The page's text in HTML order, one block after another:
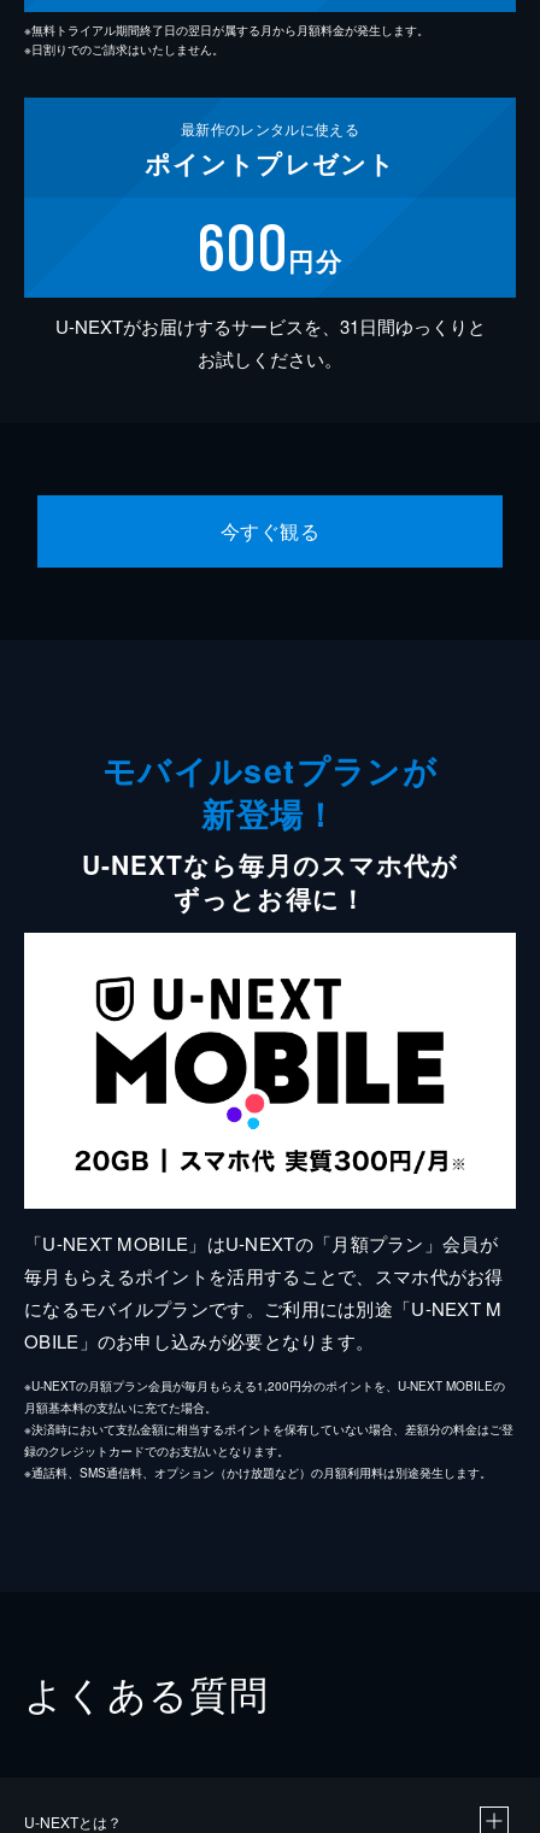
※無料トライアル期間終了日の翌日が属する月から月額料金が発生します。
※日割りでのご請求はいたしません。
最新作のレンタルに使える
ポイント プレゼント
600円分
U-NEXTがお届けするサービスを、31日間ゆっくりと
お試しください。
今すぐ観る
モバイルsetプランが
新登場！
U-NEXTなら毎月のスマホ代が
ずっとお得に！
「U-NEXT MOBILE」はU-NEXTの「月額プラン」会員が
毎月もらえるポイントを活用することで、スマホ代がお得
になるモバイルプランです。ご利用には別途「U-NEXT M
OBILE」のお申し込みが必要となります。
※U-NEXTの月額プラン会員が毎月もらえる1,200円分のポイントを、U-NEXT MOBILEの
月額基本料の支払いに充てた場合。
※決済時において支払金額に相当するポイントを保有していない場合、差額分の料金はご登
録のクレジットカードでのお支払いとなります。
※通話料、SMS通信料、オプション（かけ放題など）の月額利用料は別途発生します。
よくある質問
U-NEXTとは？